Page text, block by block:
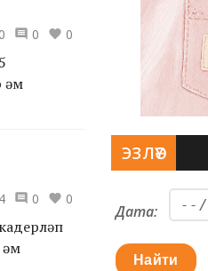
0 0
0 0
ЭЗЛӘҮ
Дата:
Найти